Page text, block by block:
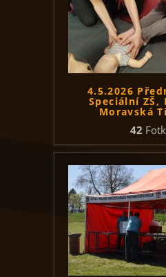
4.5.2026
Speciální ZŠ,
Moravská
42